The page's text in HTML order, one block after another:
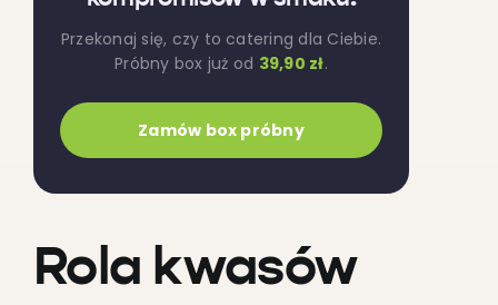
Przekonaj się, czy to catering dla Ciebie.
Próbny box już od 39,90 zł.
Zamów box próbny
Rola kwasów